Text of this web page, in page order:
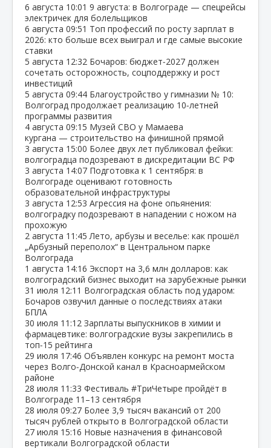
6 августа 10:01 9 августа: в Волгограде — спецрейсы
электричек для болельщиков
6 августа 09:51 Топ профессий по росту зарплат в
2026: кто больше всех выиграл и где самые высокие
ставки
5 августа 12:32 Бочаров: бюджет‑2027 должен
сочетать осторожность, соцподдержку и рост
инвестиций
5 августа 09:44 Благоустройство у гимназии № 10:
Волгоград продолжает реализацию 10‑летней
программы развития
4 августа 09:15 Музей СВО у Мамаева
кургана — строительство на финишной прямой
3 августа 15:00 Более двух лет публиковал фейки:
волгоградца подозревают в дискредитации ВС РФ
3 августа 14:07 Подготовка к 1 сентября: в
Волгограде оценивают готовность
образовательной инфраструктуры
3 августа 12:53 Агрессия на фоне опьянения:
волгоградку подозревают в нападении с ножом на
прохожую
2 августа 11:45 Лето, арбузы и веселье: как прошёл
„Арбузный переполох“ в Центральном парке
Волгограда
1 августа 14:16 Экспорт на 3,6 млн долларов: как
волгоградский бизнес выходит на зарубежные рынки
31 июля 12:11 Волгоградская область под ударом:
Бочаров озвучил данные о последствиях атаки
БПЛА
30 июля 11:12 Зарплаты выпускников в химии и
фармацевтике: волгоградские вузы закрепились в
топ‑15 рейтинга
29 июля 17:46 Объявлен конкурс на ремонт моста
через Волго‑Донской канал в Красноармейском
районе
28 июля 11:33 Фестиваль #ТриЧетыре пройдёт в
Волгограде 11–13 сентября
28 июля 09:27 Более 3,9 тысяч вакансий от 200
тысяч рублей открыто в Волгоградской области
27 июля 15:16 Новые назначения в финансовой
вертикали Волгоградской области